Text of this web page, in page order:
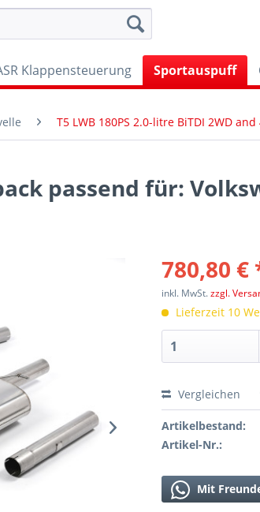
Klappensteuerung Sportauspuff
T5 LWB 180PS 2.0-litre BiTDI 2WD and
passend für:
780,80 €
inkl. MwSt.zzgl.
Lieferzeit 10
Vergleichen
Artikelbestand:
Artikel-Nr.:
Mit